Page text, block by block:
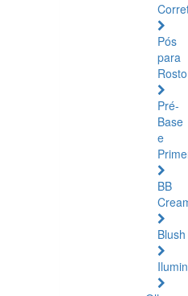
Pós
para
Rosto
Pré-
Base
e
BB
Blush